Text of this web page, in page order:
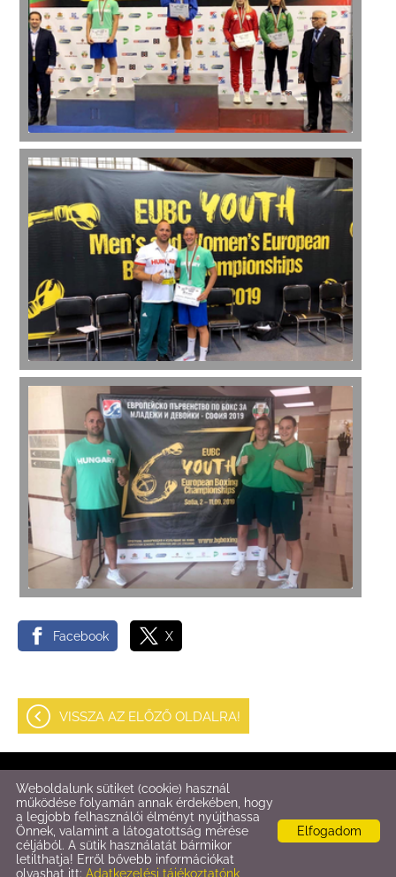
Facebook X
VISSZA AZ ELŐZŐ OLDALRA!
© 2026 - Fitt-Box
Oldal információkl Adatkezelési tájékoztatólImpresszum
Elfogadom
Weboldalunk sütiket (cookie) használ
működése folyamán annak érdekében, hogy
a legjobb felhasználói élményt nyújthassa
Önnek, valamint a látogatottság mérése
céljából. A sütik használatát bármikor
letilthatja! Erről bővebb információkat
olvashat itt: Adatkezelési tájékoztatónk